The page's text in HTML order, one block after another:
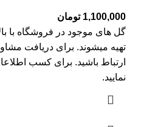
1,100,000 تومان
گل های موجود در فروشگاه با
تهیه میشوند. برای دریافت
ارتباط باشید. برای کسب
نمایید.